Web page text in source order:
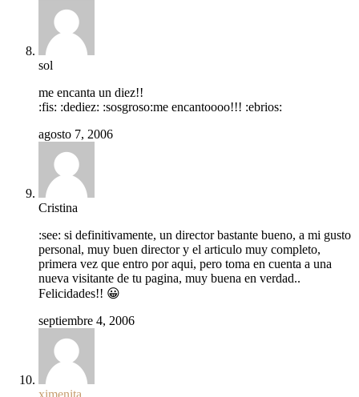
sol
me encanta un diez!!
:fis: :dediez: :sosgroso:me encantoooo!!! :ebrios:
agosto 7, 2006
Cristina
:see: si definitivamente, un director bastante bueno, a mi gusto
personal, muy buen director y el articulo muy completo,
primera vez que entro por aqui, pero toma en cuenta a una
nueva visitante de tu pagina, muy buena en verdad..
Felicidades!! 😀
septiembre 4, 2006